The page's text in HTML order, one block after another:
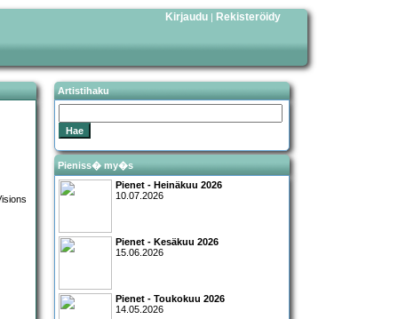
Kirjaudu | Rekisteröidy
Artistihaku
Pieniss� my�s
Pienet - Heinäkuu 2026
10.07.2026
Pienet - Kesäkuu 2026
15.06.2026
Pienet - Toukokuu 2026
14.05.2026